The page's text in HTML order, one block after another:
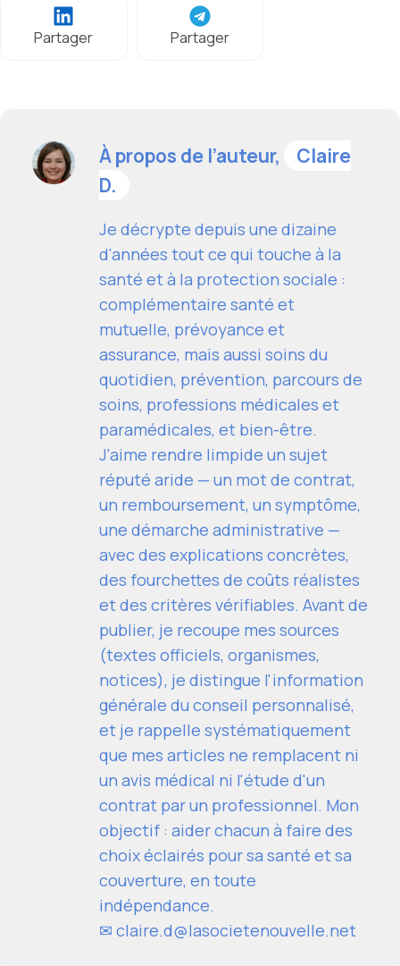
Partager Partager
À propos de l’auteur,
Claire
D.
Je décrypte depuis une dizaine
d'années tout ce qui touche à la
santé et à la protection sociale :
complémentaire santé et
mutuelle, prévoyance et
assurance, mais aussi soins du
quotidien, prévention, parcours de
soins, professions médicales et
paramédicales, et bien-être.
J'aime rendre limpide un sujet
réputé aride — un mot de contrat,
un remboursement, un symptôme,
une démarche administrative —
avec des explications concrètes,
des fourchettes de coûts réalistes
et des critères vérifiables. Avant de
publier, je recoupe mes sources
(textes officiels, organismes,
notices), je distingue l'information
générale du conseil personnalisé,
et je rappelle systématiquement
que mes articles ne remplacent ni
un avis médical ni l'étude d'un
contrat par un professionnel. Mon
objectif : aider chacun à faire des
choix éclairés pour sa santé et sa
couverture, en toute
indépendance.
✉ claire.d@lasocietenouvelle.net